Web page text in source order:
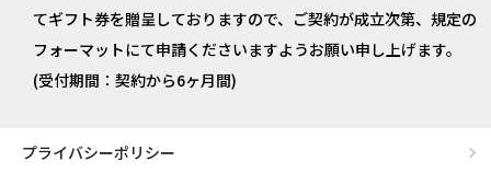
てギフト券を贈呈しておりますので、ご契約が成立次第、規定の
フォーマットにて申請くださいますようお願い申し上げます。
(受付期間：契約から6ヶ月間)
プライバシーポリシー